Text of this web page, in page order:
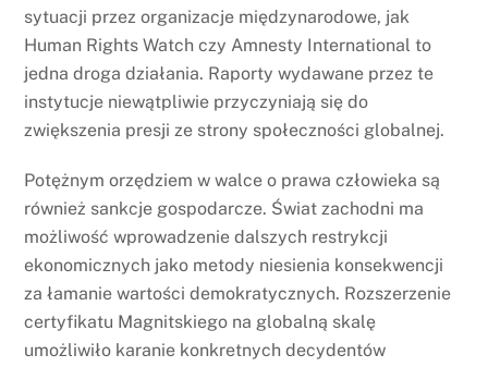
sytuacji przez organizacje międzynarodowe, jak
Human Rights Watch czy Amnesty International to
jedna droga działania. Raporty wydawane przez te
instytucje niewątpliwie przyczyniają się do
zwiększenia presji ze strony społeczności globalnej.
Potężnym orzędziem w walce o prawa człowieka są
również sankcje gospodarcze. Świat zachodni ma
możliwość wprowadzenie dalszych restrykcji
ekonomicznych jako metody niesienia konsekwencji
za łamanie wartości demokratycznych. Rozszerzenie
certyfikatu Magnitskiego na globalną skalę
umożliwiło karanie konkretnych decydentów